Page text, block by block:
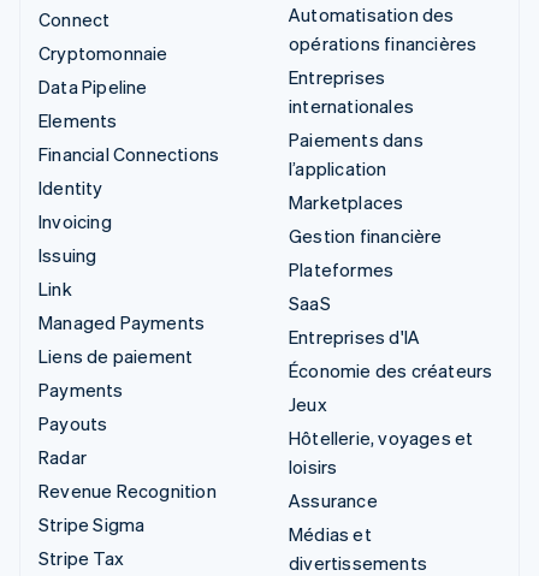
Connect
Cryptomonnaie
Data Pipeline
Elements
Financial Connections
Identity
Invoicing
Issuing
Link
Managed Payments
Liens de paiement
Payments
Payouts
Radar
Revenue Recognition
Stripe Sigma
Stripe Tax
Automatisation des
opérations financières
Entreprises
internationales
Paiements dans
l’application
Marketplaces
Gestion financière
Plateformes
SaaS
Entreprises d'IA
Économie des créateurs
Jeux
Hôtellerie, voyages et
loisirs
Assurance
Médias et
divertissements